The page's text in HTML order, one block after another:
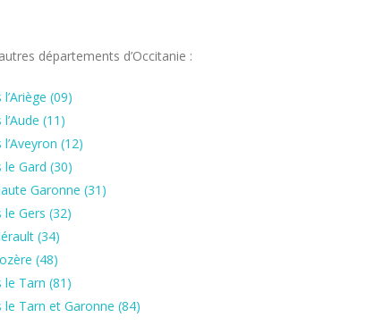
départements d’Occitanie :
(09)
(11)
(12)
Gard (30)
Garonne (31)
Gers (32)
(34)
(48)
Tarn (81)
Tarn et Garonne (84)